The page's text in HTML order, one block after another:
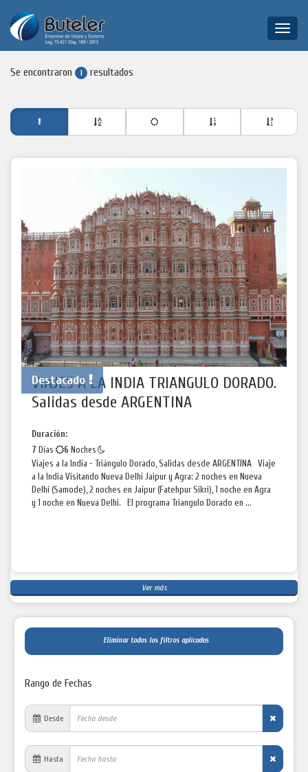
Toggle
Se encontraron 1 resultados
Destacado
VIAJES A LA INDIA TRIANGULO DORADO.
Salidas desde ARGENTINA
Duración:
7 Días 6 Noches
Viajes a la India - Triángulo Dorado, Salidas desde ARGENTINA Viaje
a la India Visitando Nueva Delhi Jaipur y Agra: 2 noches en Nueva
Delhi (Samode), 2 noches en Jaipur (Fatehpur Sikri), 1 noche en Agra
y 1 noche en Nueva Delhi. El programa Triangulo Dorado en ...
Ver más
Eliminar todos los filtros aplicados
Rango de Fechas
Desde
Hasta